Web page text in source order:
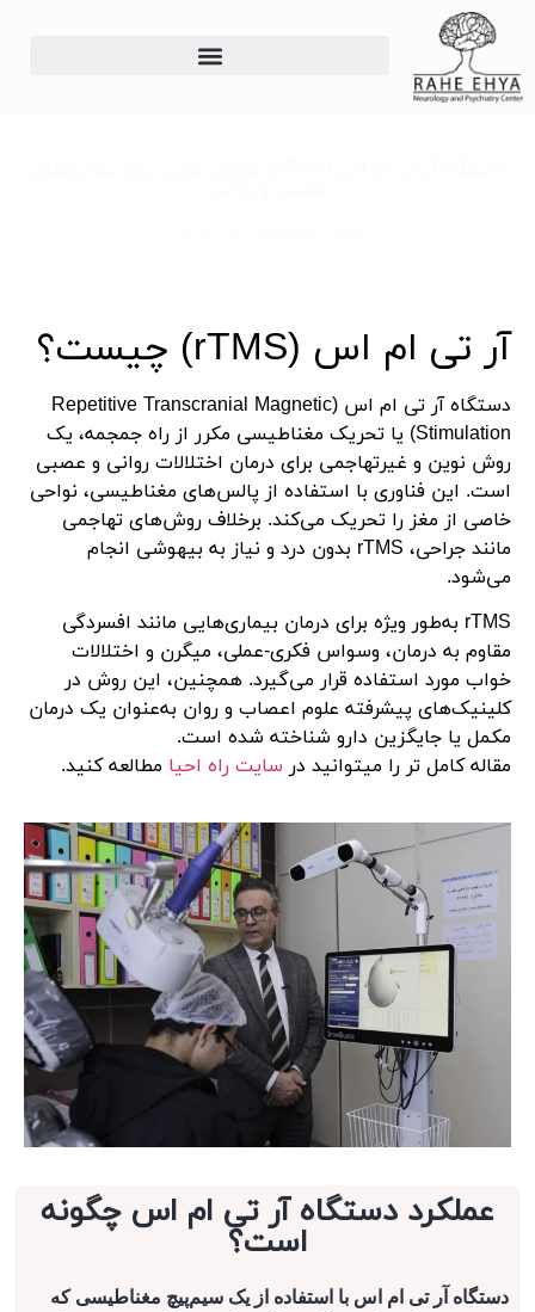
آر تی ام اس (rTMS) چیست؟
دستگاه آر تی ام اس (Repetitive Transcranial Magnetic
Stimulation) یا تحریک مغناطیسی مکرر از راه جمجمه، یک
روش نوین و غیرتهاجمی برای درمان اختلالات روانی و عصبی
است. این فناوری با استفاده از پالس‌های مغناطیسی، نواحی
خاصی از مغز را تحریک می‌کند. برخلاف روش‌های تهاجمی
مانند جراحی، rTMS بدون درد و نیاز به بیهوشی انجام
می‌شود.
rTMS به‌طور ویژه برای درمان بیماری‌هایی مانند افسردگی
مقاوم به درمان، وسواس فکری-عملی، میگرن و اختلالات
خواب مورد استفاده قرار می‌گیرد. همچنین، این روش در
کلینیک‌های پیشرفته علوم اعصاب و روان به‌عنوان یک درمان
مکمل یا جایگزین دارو شناخته شده است.
مقاله کامل تر را میتوانید در سایت راه احیا مطالعه کنید.
عملکرد دستگاه آر تی ام اس چگونه
است؟
دستگاه آر تی ام اس با استفاده از یک سیم‌پیچ مغناطیسی که